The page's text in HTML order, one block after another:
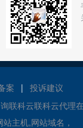
案 | 投诉建议
主机,网站域名，